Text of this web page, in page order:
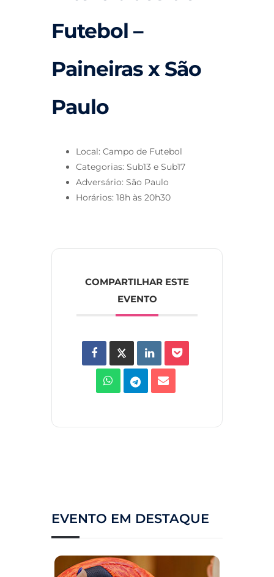
Futebol –
Paineiras x São
Paulo
Local: Campo de Futebol
Categorias: Sub13 e Sub17
Adversário: São Paulo
Horários: 18h às 20h30
COMPARTILHAR ESTE
EVENTO
EVENTO EM DESTAQUE